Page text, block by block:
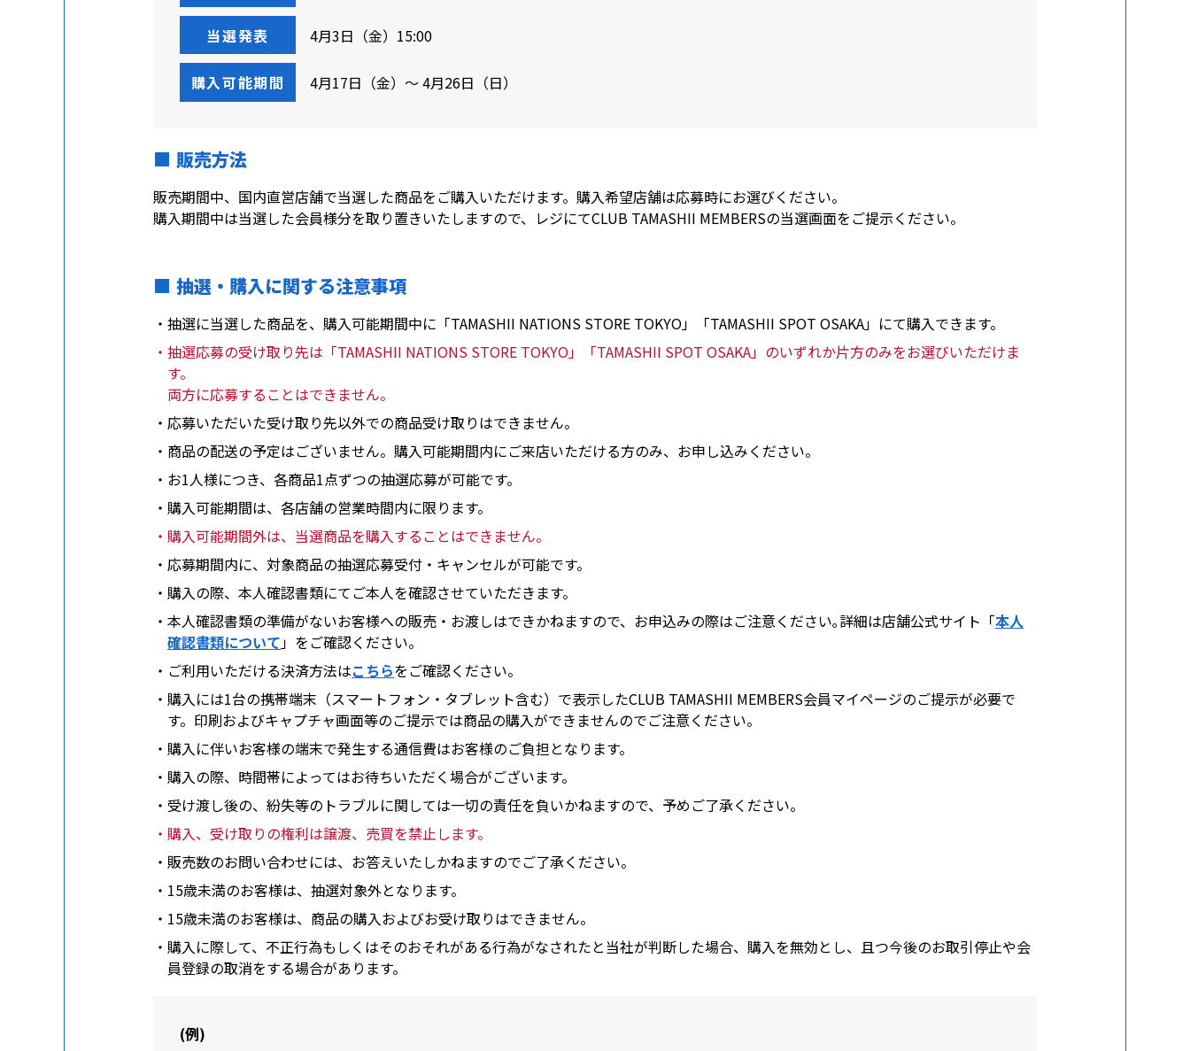
当選発表 4月3日（金）15:00
購入可能期間 4月17日（金）～ 4月26日（日）
販売方法
販売期間中、国内直営店舗で当選した商品をご購入いただけます。購入希望店舗は応募時にお選びください。
購入期間中は当選した会員様分を取り置きいたしますので、レジにてCLUB TAMASHII MEMBERSの当選画面をご提示ください。
抽選・購入に関する注意事項
・抽選に当選した商品を、購入可能期間中に「TAMASHII NATIONS STORE TOKYO」「TAMASHII SPOT OSAKA」にて購入できます。
・抽選応募の受け取り先は「TAMASHII NATIONS STORE TOKYO」「TAMASHII SPOT OSAKA」のいずれか片方のみをお選びいただけま
す。
両方に応募することはできません。
・応募いただいた受け取り先以外での商品受け取りはできません。
・商品の配送の予定はございません。購入可能期間内にご来店いただける方のみ、お申し込みください。
・お1人様につき、各商品1点ずつの抽選応募が可能です。
・購入可能期間は、各店舗の営業時間内に限ります。
・購入可能期間外は、当選商品を購入することはできません。
・応募期間内に、対象商品の抽選応募受付・キャンセルが可能です。
・購入の際、本人確認書類にてご本人を確認させていただきます。
・本人確認書類の準備がないお客様への販売・お渡しはできかねますので、お申込みの際はご注意ください｡詳細は店舗公式サイト「本人
確認書類について 」をご確認ください。
・ご利用いただける決済方法はこちらをご確認ください。
・購入には1台の携帯端末（スマートフォン・タブレット含む）で表示したCLUB TAMASHII MEMBERS会員マイページのご提示が必要で
す。印刷およびキャプチャ画面等のご提示では商品の購入ができませんのでご注意ください。
・購入に伴いお客様の端末で発生する通信費はお客様のご負担となります。
・購入の際、時間帯によってはお待ちいただく場合がございます。
・受け渡し後の、紛失等のトラブルに関しては一切の責任を負いかねますので、予めご了承ください。
・購入、受け取りの権利は譲渡、売買を禁止します。
・販売数のお問い合わせには、お答えいたしかねますのでご了承ください。
・15歳未満のお客様は、抽選対象外となります。
・15歳未満のお客様は、商品の購入およびお受け取りはできません。
・購入に際して、不正行為もしくはそのおそれがある行為がなされたと当社が判断した場合、購入を無効とし、且つ今後のお取引停止や会
員登録の取消をする場合があります。
(例)